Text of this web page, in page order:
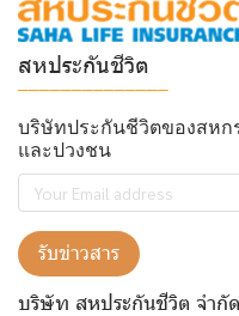
สหประกันชีวิต
บริษัทประกันชีวิตของสห
และปวงชน
รับข่าวสาร
บริษัท สหประกันชีวิต จำกั